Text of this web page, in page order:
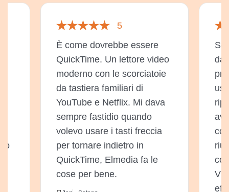
5
È come dovrebbe essere
QuickTime. Un lettore video
moderno con le scorciatoie
da tastiera familiari di
YouTube e Netflix. Mi dava
sempre fastidio quando
volevo usare i tasti freccia
per tornare indietro in
QuickTime, Elmedia fa le
cose per bene.
da